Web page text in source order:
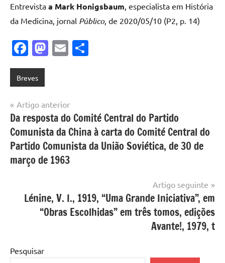
Entrevista a Mark Honigsbaum , especialista em História
da Medicina, jornal Público, de 2020/05/10 (P2, p. 14)
Facebook
Mastodon
Email
Breves
Navegação
de
artigos
Artigo anterior
Da resposta do Comité Central do Partido
Comunista da China à carta do Comité Central do
Partido Comunista da União Soviética, de 30 de
março de 1963
Artigo seguinte
Lénine, V. I., 1919, “Uma Grande Iniciativa”, em
“Obras Escolhidas” em três tomos, edições
Avante!, 1979, t
Pesquisar